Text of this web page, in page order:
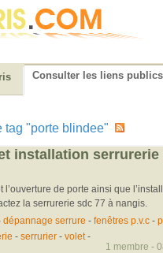
Consulter les liens publics
tag "porte blindee"
installation serrurerie
l’ouverture de porte ainsi que
la serrurerie sdc 77 à nangis.
dépannage serrure - fenêtres p.v.c-
- serrurier- volet-
1 membre -